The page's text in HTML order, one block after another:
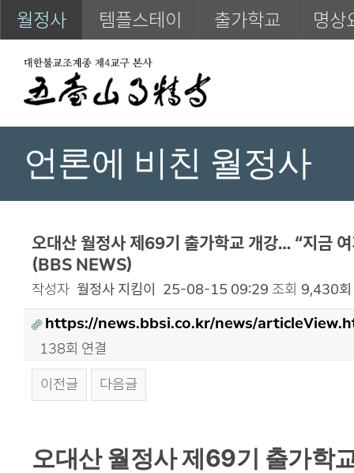
월정사 템플스테이 출가학교 명상
언론에 비친 월정사
오대산 월정사 제69기 출가학교 개강… “지금
(BBS NEWS)
작성자 월정사 지킴이 25-08-15 09:29 조회 9,430회
https://news.bbsi.co.kr/news/
138회 연결
이전글
다음글
오대산 월정사 제69기 출가학